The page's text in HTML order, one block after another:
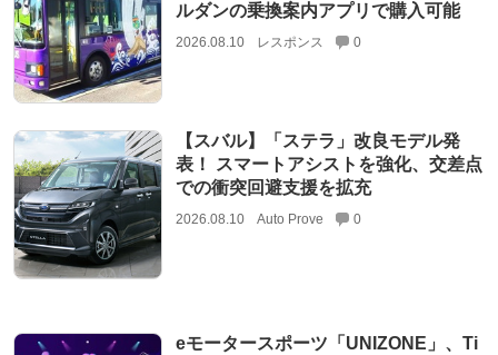
ルダンの乗換案内アプリで購入可能
2026.08.10 レスポンス 0
【スバル】「ステラ」改良モデル発
表！ スマートアシストを強化、交差点
での衝突回避支援を拡充
2026.08.10 Auto Prove 0
eモータースポーツ「UNIZONE」、Ti